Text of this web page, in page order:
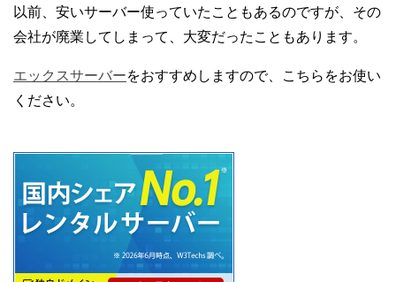
以前、安いサーバー使っていたこともあるのですが、その
会社が廃業してしまって、大変だったこともあります。
エックスサーバーをおすすめしますので、こちらをお使い
ください。